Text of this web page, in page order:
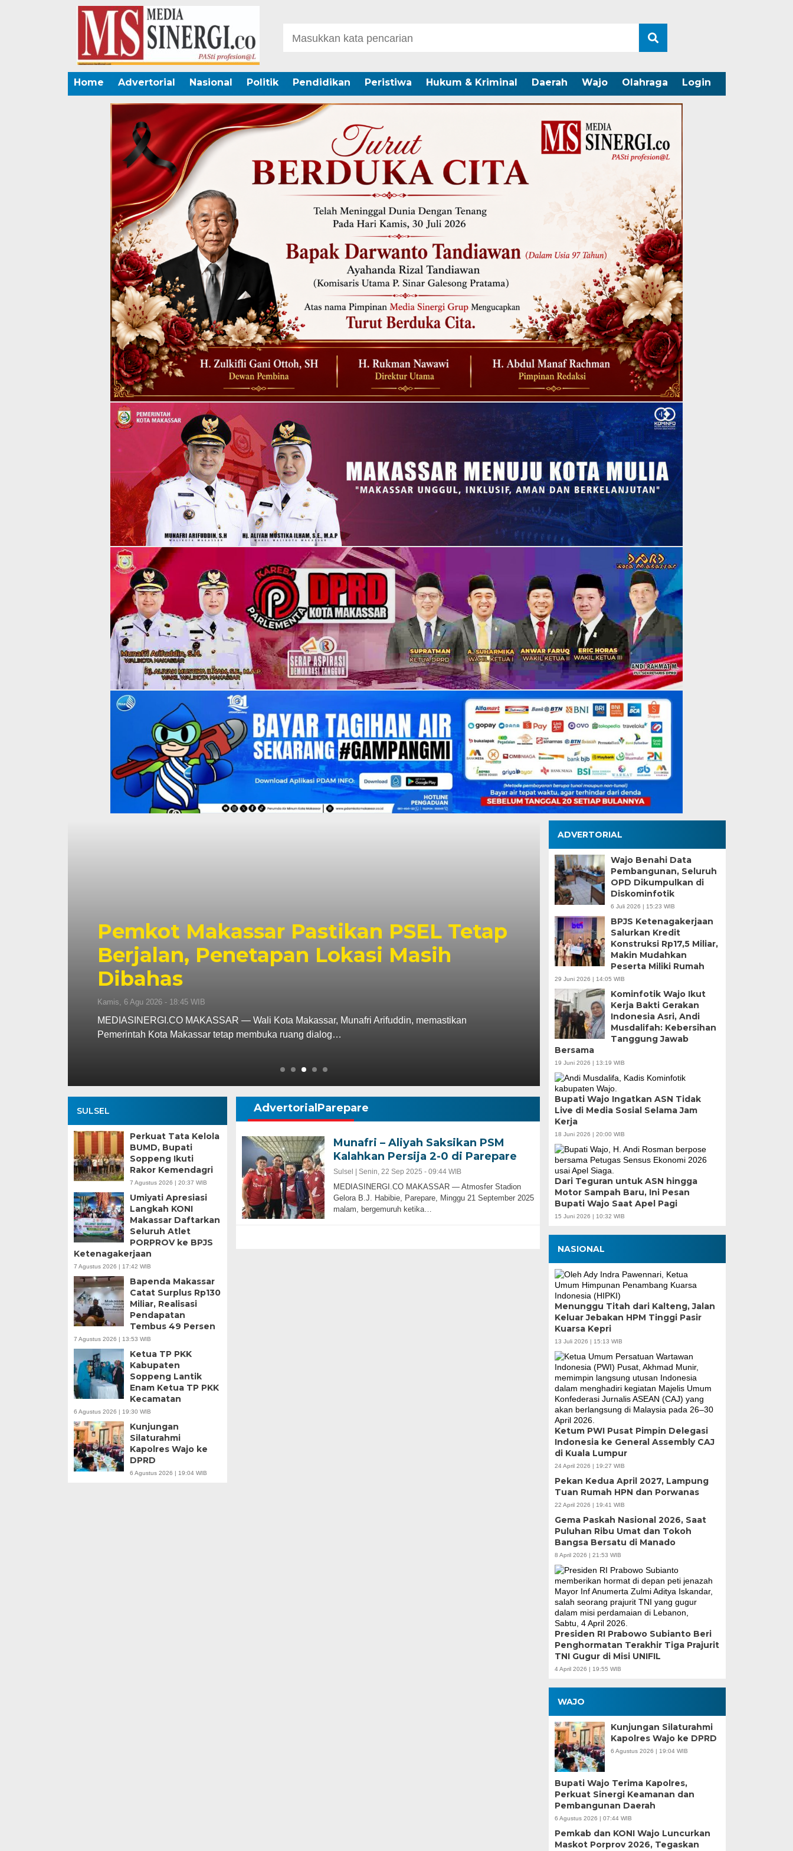
Home Advertorial Nasional Politik Pendidikan Peristiwa Hukum & Kriminal Daerah Wajo Olahraga Login
Perkuat Sinergi, Penanganan Sampah
hingga Pemberdayaan Pemuda Jadi
Fokus
Kamis, 6 Agu 2026 - 18:16 WIB
MEDIASINERGI.CO MAKASSAR — Pengurus Karang Taruna Kota Makassar menegaskan
komitmennya menjadi mitra strategis Pemerintah Kota Makassar…
Tinjau Renovasi SDN
Supratman Pastikan
Mutu Demi
Makassar
Rabu, 5 Agu 2026 - 19:50 WIB
MEDIASINERGI.CO MAKASSAR — DPRD Kota
langsung terhadap progres renovasi UPT SPF SD…
SULSEL
Perkuat Tata Kelola
BUMD, Bupati
Soppeng Ikuti
Rakor Kemendagri
7 Agustus 2026 | 20:37 WIB
Umiyati Apresiasi
Langkah KONI
Makassar Daftarkan
Seluruh Atlet
PORPROV ke BPJS
Ketenagakerjaan
7 Agustus 2026 | 17:42 WIB
Bapenda Makassar
Catat Surplus Rp130
Miliar, Realisasi
Pendapatan
Tembus 49 Persen
7 Agustus 2026 | 13:53 WIB
Ketua TP PKK
Kabupaten
Soppeng Lantik
Enam Ketua TP PKK
Kecamatan
6 Agustus 2026 | 19:30 WIB
Kunjungan
Silaturahmi
Kapolres Wajo ke
DPRD
6 Agustus 2026 | 19:04 WIB
AdvertorialParepare
Munafri – Aliyah Saksikan PSM
Kalahkan Persija 2-0 di Parepare
Sulsel | Senin, 22 Sep 2025 - 09:44 WIB
MEDIASINERGI.CO MAKASSAR — Atmosfer Stadion
Gelora B.J. Habibie, Parepare, Minggu 21 September 2025
malam, bergemuruh ketika…
ADVERTORIAL
Wajo Benahi Data
Pembangunan, Seluruh
OPD Dikumpulkan di
Diskominfotik
6 Juli 2026 | 15:23 WIB
BPJS Ketenagakerjaan
Salurkan Kredit
Konstruksi Rp17,5 Miliar,
Makin Mudahkan
Peserta Miliki Rumah
29 Juni 2026 | 14:05 WIB
Kominfotik Wajo Ikut
Kerja Bakti Gerakan
Indonesia Asri, Andi
Musdalifah: Kebersihan
Tanggung Jawab
Bersama
19 Juni 2026 | 13:19 WIB
Bupati Wajo Ingatkan ASN Tidak
Live di Media Sosial Selama Jam
Kerja
18 Juni 2026 | 20:00 WIB
Dari Teguran untuk ASN hingga
Motor Sampah Baru, Ini Pesan
Bupati Wajo Saat Apel Pagi
15 Juni 2026 | 10:32 WIB
NASIONAL
Menunggu Titah dari Kalteng, Jalan
Keluar Jebakan HPM Tinggi Pasir
Kuarsa Kepri
13 Juli 2026 | 15:13 WIB
Ketum PWI Pusat Pimpin Delegasi
Indonesia ke General Assembly CAJ
di Kuala Lumpur
24 April 2026 | 19:27 WIB
Pekan Kedua April 2027, Lampung
Tuan Rumah HPN dan Porwanas
22 April 2026 | 19:41 WIB
Gema Paskah Nasional 2026, Saat
Puluhan Ribu Umat dan Tokoh
Bangsa Bersatu di Manado
8 April 2026 | 21:53 WIB
Presiden RI Prabowo Subianto Beri
Penghormatan Terakhir Tiga Prajurit
TNI Gugur di Misi UNIFIL
4 April 2026 | 19:55 WIB
WAJO
Kunjungan Silaturahmi
Kapolres Wajo ke DPRD
6 Agustus 2026 | 19:04 WIB
Bupati Wajo Terima Kapolres,
Perkuat Sinergi Keamanan dan
Pembangunan Daerah
6 Agustus 2026 | 07:44 WIB
Pemkab dan KONI Wajo Luncurkan
Maskot Porprov 2026, Tegaskan